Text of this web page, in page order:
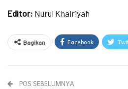
Editor: Nurul Khairiyah
Bagikan Facebook
POS SEBELUMNYA